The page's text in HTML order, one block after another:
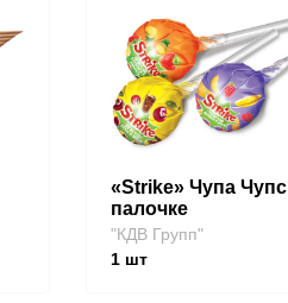
«Strike» Чупа
палочке
"КДВ Групп"
1шт